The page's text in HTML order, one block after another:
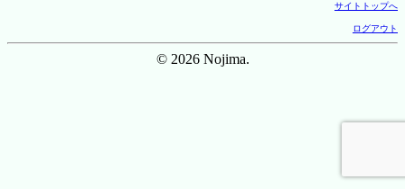
サイトトップへ
ログアウト
© 2026 Nojima.